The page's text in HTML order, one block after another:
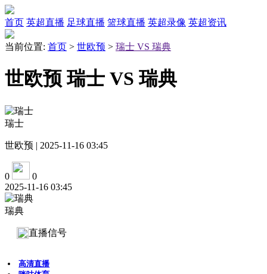
首页 英超直播 足球直播 篮球直播 英超录像 英超资讯
当前位置: 首页 > 世欧预 > 瑞士 VS 瑞典
世欧预 瑞士 VS 瑞典
瑞士
世欧预 | 2025-11-16 03:45
0
0
2025-11-16 03:45
瑞典
直播信号
高清直播